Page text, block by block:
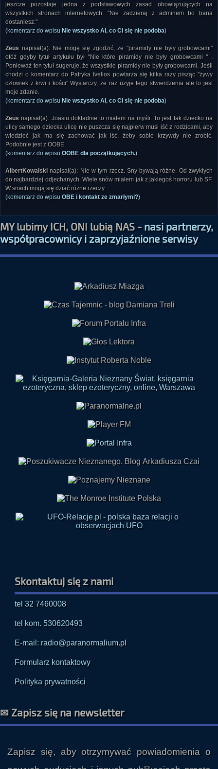
jeszcze pozostaje jedna z podstawowych zasad obowiązujących na
wszystkich stronach internetowych: "Nie zadzieraj z adminem bo bana
dostaniesz."
(komentarz do wpisu Nie wszystko AI, co Ci się nie podoba)
Zeus napisał(a): Nie mogę się zgodzić, że "piramidy nie były grobowcami"
otóż gdyby tytuł artykułu był "Nie które piramidy nie były grobowcami " .
Ponieważ ten tytuł sugeruje, że wszystkie piramidy nie były grobowcami. Jeśli
chodzi o komentarz do Patryka Ivelios powtarza się kilka razy pisząc "żywy
człowiek z krwi i kości" Wystarczy, że raz użyje tego stwierdzenia ale to jest
moje zdanie.
(komentarz do wpisu Nie wszystko AI, co Ci się nie podoba)
Zeus napisał(a): Joasiu dokładnie to miałem na myśli. To jest tak dziecko na
ulicy samego dziecka ulicę nie puszcza się najpierw musi iść z rodzicami, aby
wiedzieć jak ma się zachować jak iść, żeby sobie krzywdy nie zrobić.
Podobnie jest z OOBE.
(komentarz do wpisu OOBE dla początkujących.)
AlbertKowalski napisał(a): Nie w tym rzecz. Sny bywają różne. Od zwykłych
do najbardziej odjechanych. Wiele snów miałem jak z jakiegoś horroru lub SF.
W snach mogą się dziać różne rzeczy.
(komentarz do wpisu OBE i kontakt ze zmarłymi?)
MY lubimy ICH, ONI lubią NAS -nasi partnerzy,
współpracownicy i zaprzyjaźnione serwisy
Skontaktuj się z nami
tel 32 7460008
tel kom. 530620493
E-mail: radio@paranormalium.pl
Formularz kontaktowy
Polityka prywatności
✉ Zapisz się na newsletter
Zapisz się, aby otrzymywać powiadomienia o